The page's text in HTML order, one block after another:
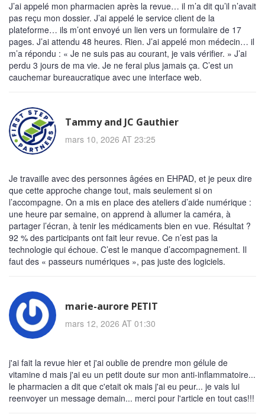
J’ai appelé mon pharmacien après la revue… il m’a dit qu’il n’avait
pas reçu mon dossier. J’ai appelé le service client de la
plateforme… ils m’ont envoyé un lien vers un formulaire de 17
pages. J’ai attendu 48 heures. Rien. J’ai appelé mon médecin… il
m’a répondu : « Je ne suis pas au courant, je vais vérifier. » J’ai
perdu 3 jours de ma vie. Je ne ferai plus jamais ça. C’est un
cauchemar bureaucratique avec une interface web.
Tammy and JC Gauthier
mars 10, 2026 AT 23:25
Je travaille avec des personnes âgées en EHPAD, et je peux dire
que cette approche change tout, mais seulement si on
l’accompagne. On a mis en place des ateliers d’aide numérique :
une heure par semaine, on apprend à allumer la caméra, à
partager l’écran, à tenir les médicaments bien en vue. Résultat ?
92 % des participants ont fait leur revue. Ce n’est pas la
technologie qui échoue. C’est le manque d’accompagnement. Il
faut des « passeurs numériques », pas juste des logiciels.
marie-aurore PETIT
mars 12, 2026 AT 01:30
j'ai fait la revue hier et j'ai oublie de prendre mon gélule de
vitamine d mais j'ai eu un petit doute sur mon anti-inflammatoire...
le pharmacien a dit que c'etait ok mais j'ai eu peur... je vais lui
reenvoyer un message demain... merci pour l'article en tout cas!!!